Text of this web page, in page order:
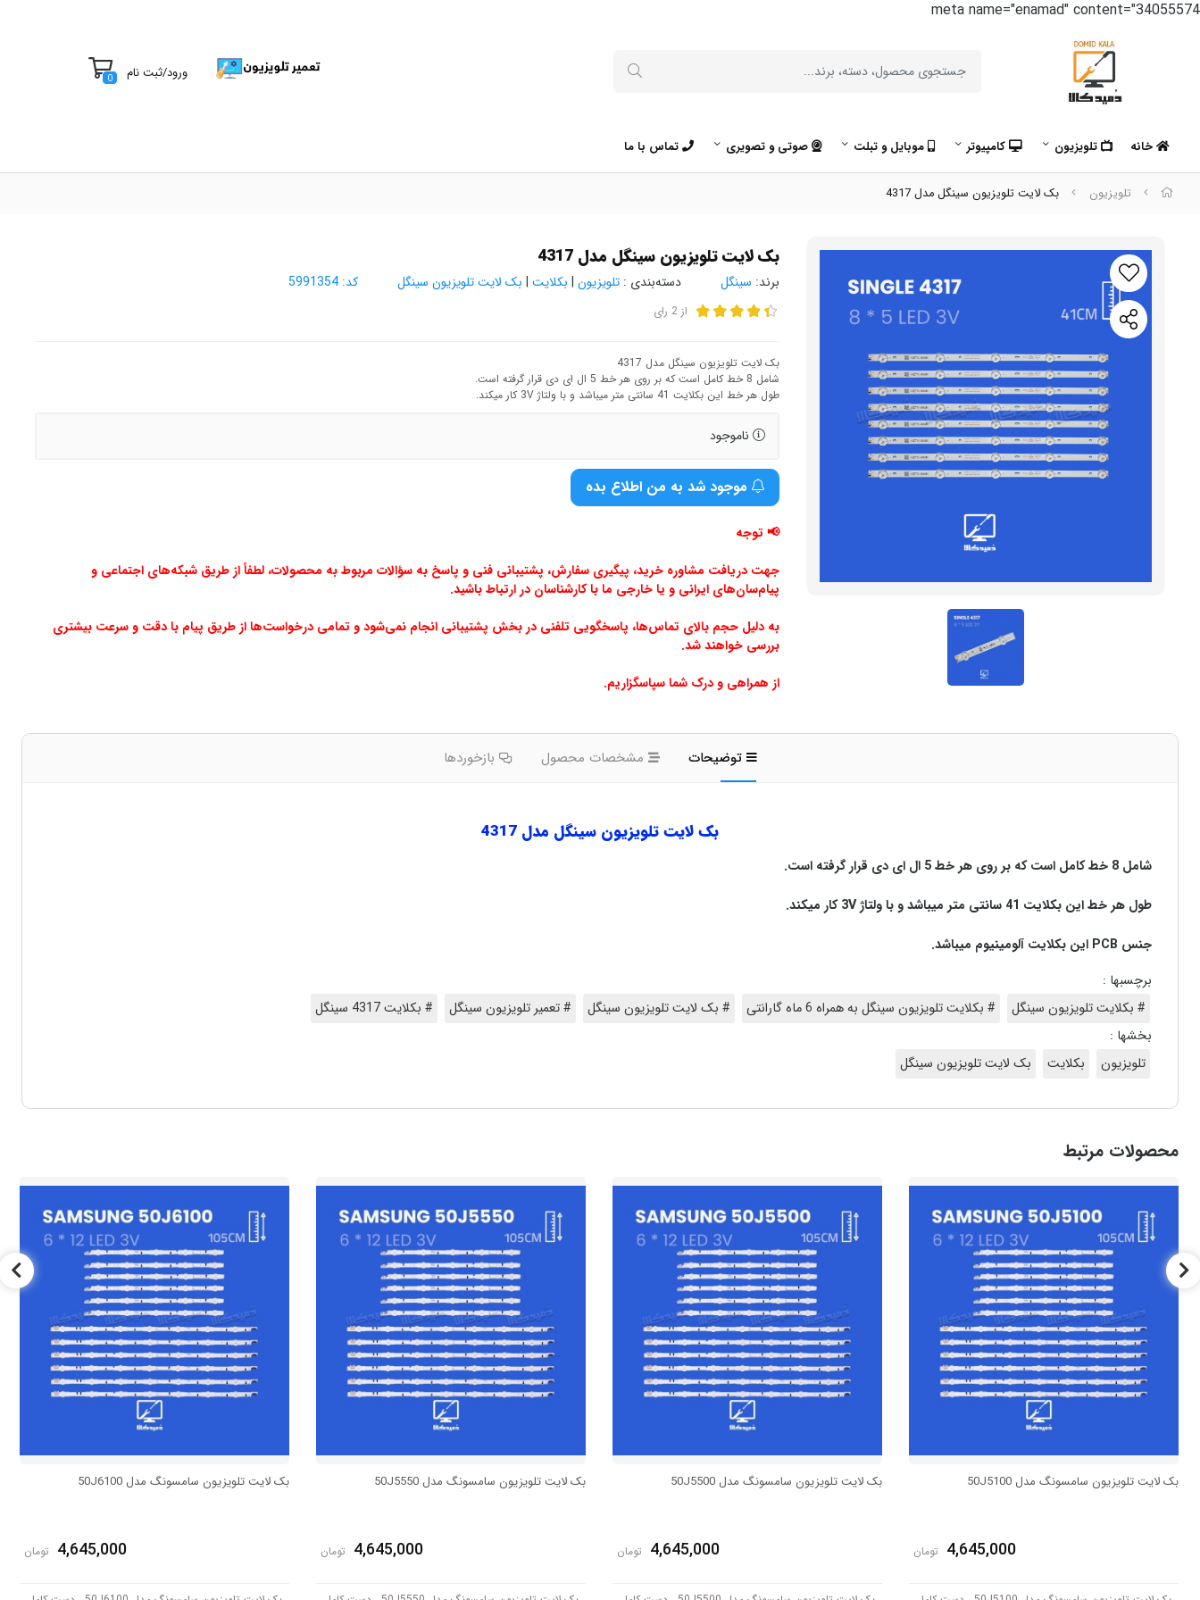
meta name="enamad" content="34055574
ورود/ثبت نام 0
خانه تلویزیون کامپیوتر موبایل و تبلت صوتی و تصویری تماس با ما
تلویزیون بک لایت تلویزیون سینگل مدل 4317
بک لایت تلویزیون سینگل مدل 4317
برند: سینگل دسته‌بندی : تلویزیون | بکلایت | بک لایت تلویزیون سینگل کد:
از 2 رای
بک لایت تلویزیون سینگل مدل 4317
شامل 8 خط کامل است که بر روی هر خط 5 ال ای دی قرار گرفته است.
طول هر خط این بکلایت 41 سانتی متر میباشد و با ولتاژ 3V کار میکند.
ناموجود
موجود شد به من اطلاع بده
📢 توجه
جهت دریافت مشاوره خرید، پیگیری سفارش، پشتیبانی فنی و پاسخ به سؤالات مربوط به محصولات، لطفاً از طریق شبکه‌های اجتماعی و
پیام‌سان‌های ایرانی و یا خارجی ما با کارشناسان در ارتباط باشید.
به دلیل حجم بالای تماس‌ها، پاسخگویی تلفنی در بخش پشتیبانی انجام نمی‌شود و تمامی درخواست‌ها از طریق پیام با دقت و سرعت بیشتری
بررسی خواهند شد.
از همراهی و درک شما سپاسگزاریم.
توضیحات مشخصات محصول بازخوردها
بک لایت تلویزیون سینگل مدل 4317
شامل 8 خط کامل است که بر روی هر خط 5 ال ای دی قرار گرفته است.
طول هر خط این بکلایت 41 سانتی متر میباشد و با ولتاژ 3V کار میکند.
جنس PCB این بکلایت آلومینیوم میباشد.
برچسبها :
# بکلایت تلویزیون سینگل
# بکلایت تلویزیون سینگل به همراه 6 ماه گارانتی # بک لایت تلویزیون سینگل # تعمیر تلویزیون سینگل
# بکلایت 4317 سینگل
بخشها :
تلویزیون
بکلایت بک لایت تلویزیون سینگل
محصولات مرتبط
بک لایت تلویزیون سامسونگ مدل 50J5100
4,645,000 تومان
بک لایت تلویزیون سامسونگ مدل 50J5500
4,645,000 تومان
بک لایت تلویزیون سامسونگ مدل 50J5550
4,645,000 تومان
بک لایت تلویزیون سامسونگ مدل 50J6100
4,645,000 تومان